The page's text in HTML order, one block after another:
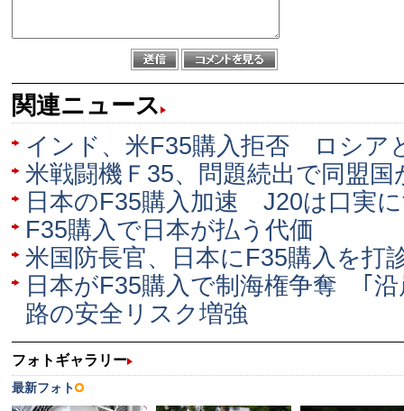
関連ニュース
インド、米F35購入拒否 ロシア
米戦闘機Ｆ35、問題続出で同盟
日本のF35購入加速 J20は口実
F35購入で日本が払う代価
米国防長官、日本にF35購入を打
日本がF35購入で制海権争奪 ｢沿
路の安全リスク増強